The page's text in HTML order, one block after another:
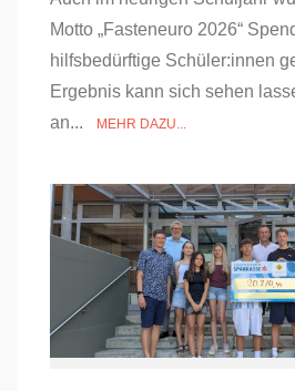
Motto „Fasteneuro 2026“
hilfsbedürftige Schüler:innen
Ergebnis kann sich sehen
an...
MEHR DAZU...